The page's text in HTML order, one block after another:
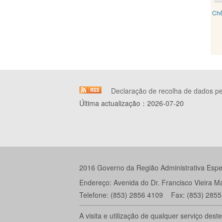
Declaração de recolha de dados
Última actualização： 2026-07-20
2016 Governo da Região Administrativa
Endereço: Avenida do Dr. Francisco Vieira
Telefone: (853) 2856 4109 Fax: (853)
A visita e utilização de qualquer serviço